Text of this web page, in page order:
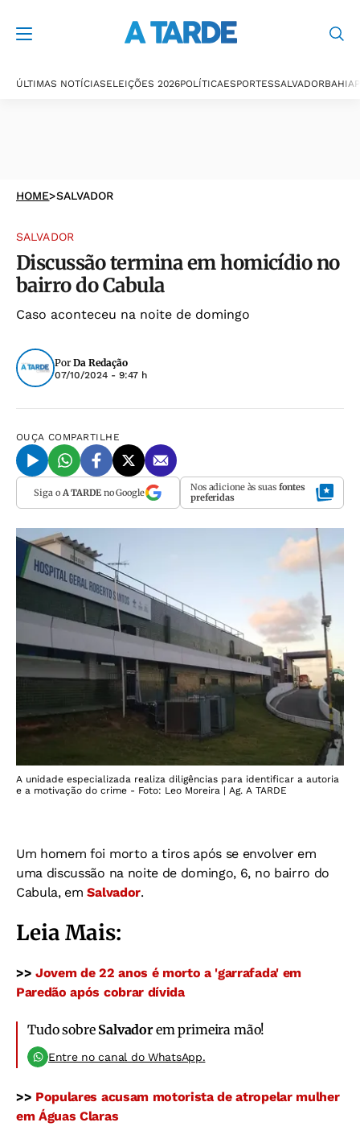
ÚLTIMAS NOTÍCIASELEIÇÕES 2026POLÍTICAESPORTESSALVADORBAHIA
HOME>SALVADOR
SALVADOR
Discussão termina em homicídio no
bairro do Cabula
Caso aconteceu na noite de domingo
Por Da Redação
07/10/2024 - 9:47 h
OUÇA COMPARTILHE
Siga o A TARDEno Google Nos adicione às suas fontes
preferidas
A unidade especializada realiza diligências para identificar a autoria
e a motivação do crime - Foto: Leo Moreira | Ag. A TARDE
Um homem foi morto a tiros após se envolver em
uma discussão na noite de domingo, 6, no bairro do
Cabula, emSalvador.
Leia Mais:
>>Jovem de 22 anos é morto a 'garrafada' em
Paredão após cobrar dívida
Tudo sobre Salvadorem primeira mão!
Entre no canal do WhatsApp.
>> Populares acusam motorista de atropelar mulher
em Águas Claras